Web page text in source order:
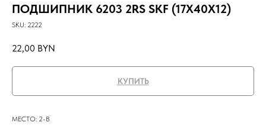
ПОДШИПНИК 6203 2RS SKF (17X40X12)
SKU: 2222
22,00 BYN
КУПИТЬ
МЕСТО: 2-B